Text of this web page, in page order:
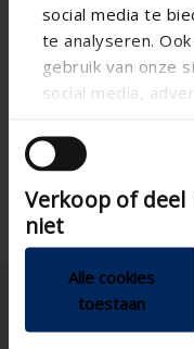
social media te
te analyseren.
gebruik van onze
social media,
andere informatie
die ze hebben
van hun services.
Verkoop of deel
niet
Alle cookies
toestaan
Especificación
Materia